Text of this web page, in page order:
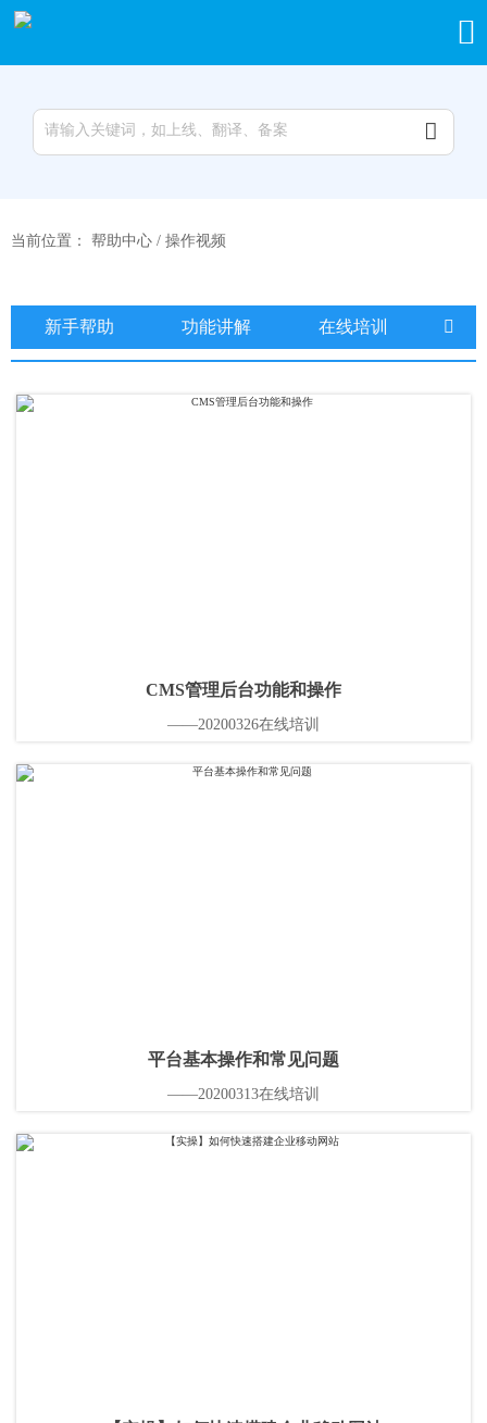


当前位置： 帮助中心 / 操作视频
新手帮助 功能讲解 在线培训 
CMS管理后台功能和操作
——20200326在线培训
平台基本操作和常见问题
——20200313在线培训